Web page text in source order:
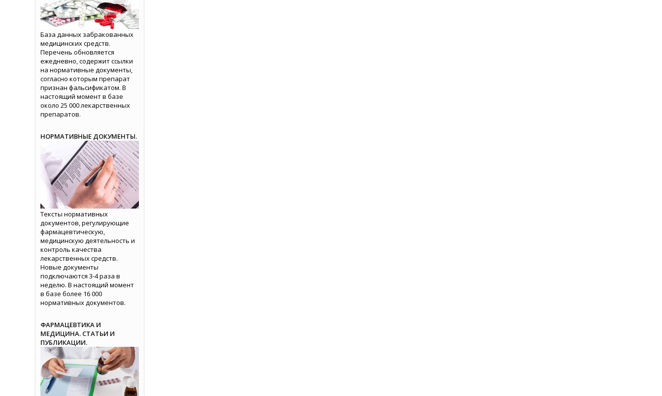
База данных забракованных
медицинских средств.
Перечень обновляется
ежедневно, содержит ссылки
на нормативные документы,
согласно которым препарат
признан фальсификатом. В
настоящий момент в базе
около 25 000 лекарственных
препаратов.
НОРМАТИВНЫЕ ДОКУМЕНТЫ.
Тексты нормативных
документов, регулирующие
фармацевтическую,
медицинскую деятельность и
контроль качества
лекарственных средств.
Новые документы
подключаются 3-4 раза в
неделю. В настоящий момент
в базе более 16 000
нормативных документов.
ФАРМАЦЕВТИКА И
МЕДИЦИНА. СТАТЬИ И
ПУБЛИКАЦИИ.